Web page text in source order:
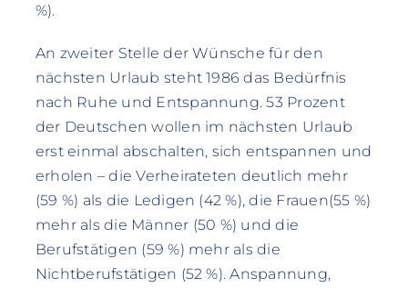
%).
An zweiter Stelle der Wünsche für den
nächsten Urlaub steht 1986 das Bedürfnis
nach Ruhe und Entspannung. 53 Prozent
der Deutschen wollen im nächsten Urlaub
erst einmal abschalten, sich entspannen und
erholen – die Verheirateten deutlich mehr
(59 %) als die Ledigen (42 %), die Frauen(55 %)
mehr als die Männer (50 %) und die
Berufstätigen (59 %) mehr als die
Nichtberufstätigen (52 %). Anspannung,